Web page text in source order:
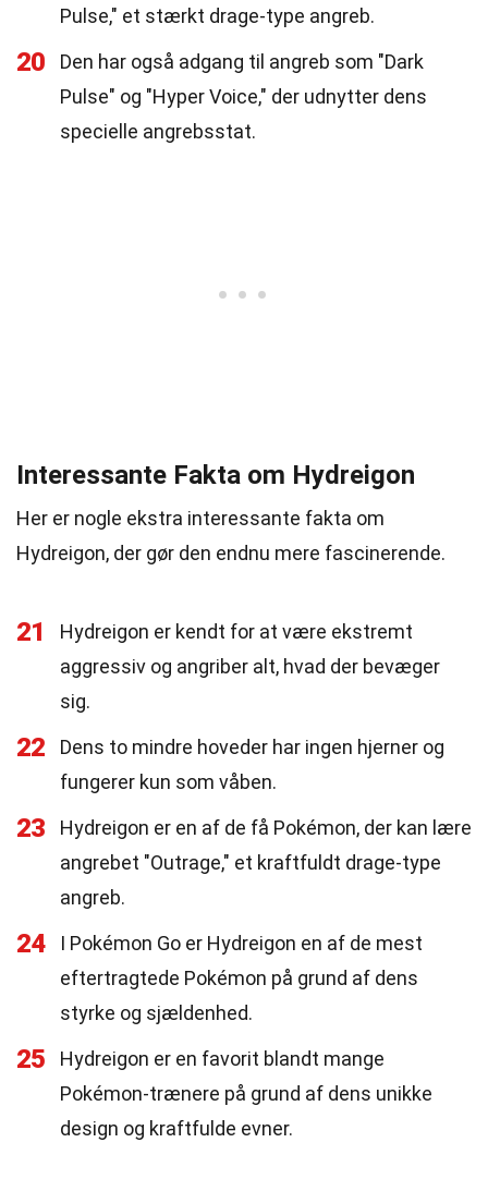
Pulse," et stærkt drage-type angreb.
20
Den har også adgang til angreb som "Dark
Pulse" og "Hyper Voice," der udnytter dens
specielle angrebsstat.
Interessante Fakta om Hydreigon
Her er nogle ekstra interessante fakta om
Hydreigon, der gør den endnu mere fascinerende.
21
Hydreigon er kendt for at være ekstremt
aggressiv og angriber alt, hvad der bevæger
sig.
22
Dens to mindre hoveder har ingen hjerner og
fungerer kun som våben.
23
Hydreigon er en af de få Pokémon, der kan lære
angrebet "Outrage," et kraftfuldt drage-type
angreb.
24
I Pokémon Go er Hydreigon en af de mest
eftertragtede Pokémon på grund af dens
styrke og sjældenhed.
25
Hydreigon er en favorit blandt mange
Pokémon-trænere på grund af dens unikke
design og kraftfulde evner.